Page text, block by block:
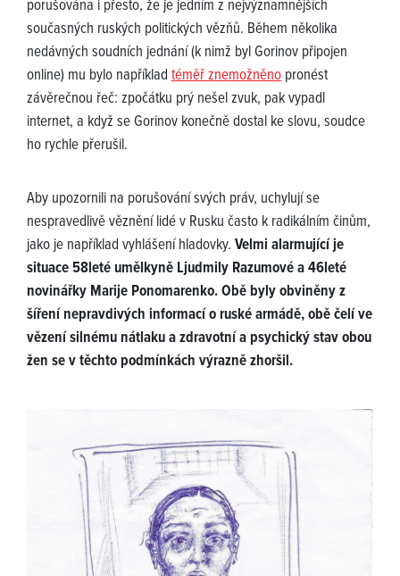
porušována i přesto, že je jedním z nejvýznamnějších
současných ruských politických vězňů. Během několika
nedávných soudních jednání (k nimž byl Gorinov připojen
online) mu bylo například téměř znemožněno pronést
závěrečnou řeč: zpočátku prý nešel zvuk, pak vypadl
internet, a když se Gorinov konečně dostal ke slovu, soudce
ho rychle přerušil.
Aby upozornili na porušování svých práv, uchylují se
nespravedlivě věznění lidé v Rusku často k radikálním činům,
jako je například vyhlášení hladovky. Velmi alarmující je
situace 58leté umělkyně Ljudmily Razumové a 46leté
novinářky Marije Ponomarenko. Obě byly obviněny z
šíření nepravdivých informací o ruské armádě, obě čelí ve
vězení silnému nátlaku a zdravotní a psychický stav obou
žen se v těchto podmínkách výrazně zhoršil.